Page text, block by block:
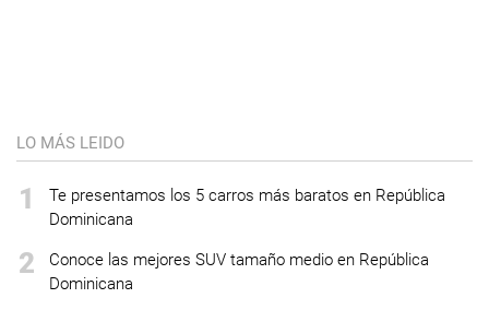
LO MÁS LEIDO
1
Te presentamos los 5 carros más baratos en República
Dominicana
2
Conoce las mejores SUV tamaño medio en República
Dominicana